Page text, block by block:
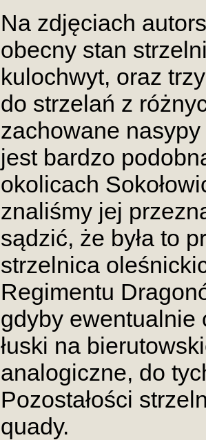
Na zdjęciach
obecny stan
kulochwyt, oraz
do strzelań z
zachowane
jest bardzo
okolicach
znaliśmy jej
sądzić, że była to
strzelnica
Regimentu
gdyby ewentualnie
łuski na
analogiczne, do
Pozostałości
quady.